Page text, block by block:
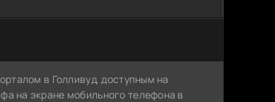
в Голливуд, доступным на
на экране мобильного телефона в